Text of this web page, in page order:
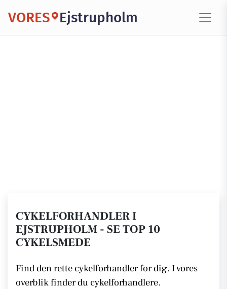
VORES Ejstrupholm
CYKELFORHANDLER I
EJSTRUPHOLM - SE TOP 10
CYKELSMEDE
Find den rette cykelforhandler for dig. I vores
overblik finder du cykelforhandlere.